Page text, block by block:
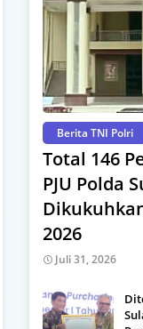
Berita TNI Polri
Total 146
PJU Polda
2026
Juli 31, 2026